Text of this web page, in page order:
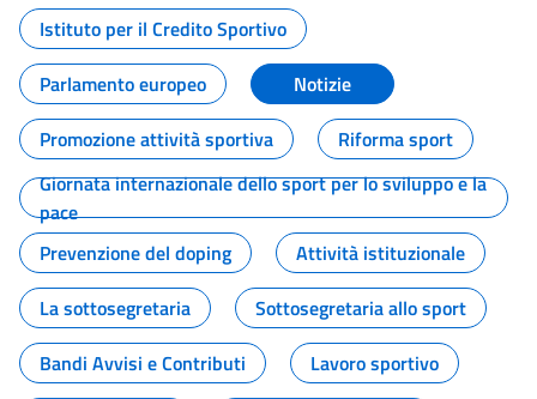
Istituto per il Credito Sportivo
Parlamento europeo
Notizie
Promozione attività sportiva
Riforma sport
Giornata internazionale dello sport per lo sviluppo e la
pace
Prevenzione del doping
Attività istituzionale
La sottosegretaria
Sottosegretaria allo sport
Bandi Avvisi e Contributi
Lavoro sportivo